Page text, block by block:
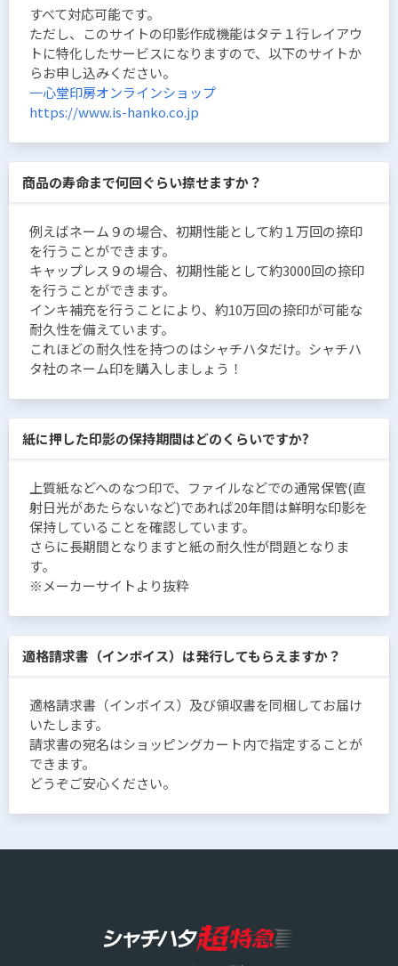
すべて対応可能です。
ただし、このサイトの印影作成機能はタテ１行レイアウ
トに特化したサービスになりますので、以下のサイトか
らお申し込みください。
一心堂印房オンラインショップ
https://www.is-hanko.co.jp
商品の寿命まで何回ぐらい捺せますか？
例えばネーム９の場合、初期性能として約１万回の捺印
を行うことができます。
キャップレス９の場合、初期性能として約3000回の捺印
を行うことができます。
インキ補充を行うことにより、約10万回の捺印が可能な
耐久性を備えています。
これほどの耐久性を持つのはシャチハタだけ。シャチハ
タ社のネーム印を購入しましょう！
紙に押した印影の保持期間はどのくらいですか?
上質紙などへのなつ印で、ファイルなどでの通常保管(直
射日光があたらないなど)であれば20年間は鮮明な印影を
保持していることを確認しています。
さらに長期間となりますと紙の耐久性が問題となりま
す。
※メーカーサイトより抜粋
適格請求書（インボイス）は発行してもらえますか？
適格請求書（インボイス）及び領収書を同梱してお届け
いたします。
請求書の宛名はショッピングカート内で指定することが
できます。
どうぞご安心ください。